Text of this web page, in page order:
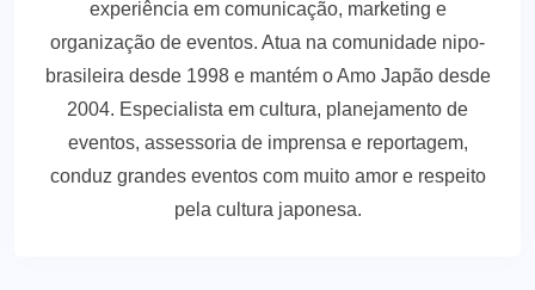
experiência em comunicação, marketing e
organização de eventos. Atua na comunidade nipo-
brasileira desde 1998 e mantém o Amo Japão desde
2004. Especialista em cultura, planejamento de
eventos, assessoria de imprensa e reportagem,
conduz grandes eventos com muito amor e respeito
pela cultura japonesa.